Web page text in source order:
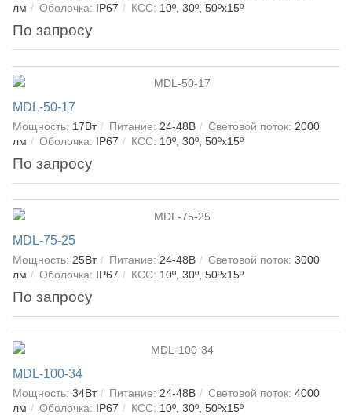
лм
Оболочка: IP67 КСС: 10º, 30º, 50ºх15º
По запросу
MDL-50-17
Мощность: 17Вт Питание: 24-48В Световой поток: 2000
лм
Оболочка: IP67 КСС: 10º, 30º, 50ºх15º
По запросу
MDL-75-25
Мощность: 25Вт Питание: 24-48В Световой поток: 3000
лм
Оболочка: IP67 КСС: 10º, 30º, 50ºх15º
По запросу
MDL-100-34
Мощность: 34Вт Питание: 24-48В Световой поток: 4000
лм
Оболочка: IP67 КСС: 10º, 30º, 50ºх15º